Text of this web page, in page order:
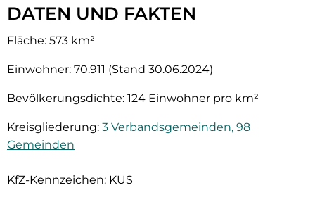
Daten
und
Fakten
DATEN UND FAKTEN
Fläche: 573 km²
Einwohner: 70.911 (Stand 30.06.2024)
Bevölkerungsdichte: 124 Einwohner pro km²
Kreisgliederung: 3 Verbandsgemeinden, 98
Gemeinden
KfZ-Kennzeichen: KUS